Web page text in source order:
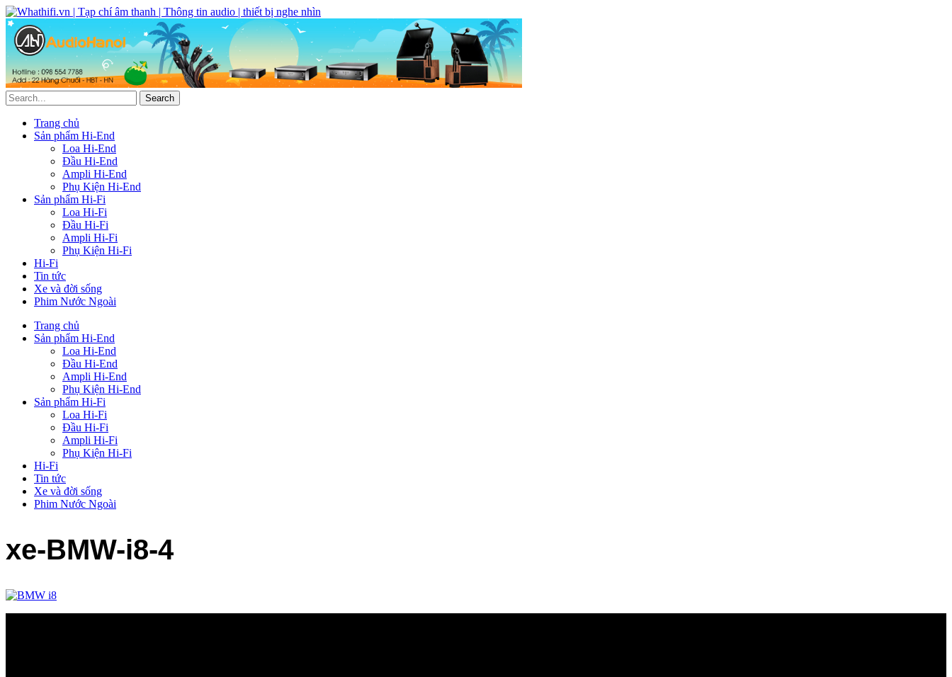
Trang chủ
Sản phẩm Hi-End
Loa Hi-End
Đầu Hi-End
Ampli Hi-End
Phụ Kiện Hi-End
Sản phẩm Hi-Fi
Loa Hi-Fi
Đầu Hi-Fi
Ampli Hi-Fi
Phụ Kiện Hi-Fi
Hi-Fi
Tin tức
Xe và đời sống
Phim Nước Ngoài
Trang chủ
Sản phẩm Hi-End
Loa Hi-End
Đầu Hi-End
Ampli Hi-End
Phụ Kiện Hi-End
Sản phẩm Hi-Fi
Loa Hi-Fi
Đầu Hi-Fi
Ampli Hi-Fi
Phụ Kiện Hi-Fi
Hi-Fi
Tin tức
Xe và đời sống
Phim Nước Ngoài
xe-BMW-i8-4